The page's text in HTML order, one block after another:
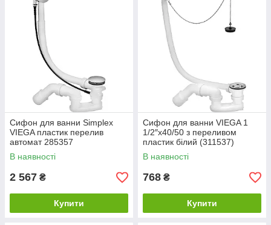
Сифон для ванни Simplex
VIEGA пластик перелив
автомат 285357
В наявності
2 567 ₴
Купити
Сифон для ванни VIEGA 1
1/2″x40/50 з переливом
пластик білий (311537)
В наявності
768 ₴
Купити